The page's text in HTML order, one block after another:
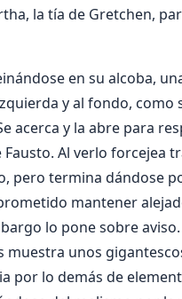
la tía de Gretchen,
en su alcoba,
y al fondo, como
acerca y la abre para
Fausto. Al verlo forcejea
pero termina dándose
mantener
lo pone sobre aviso.
muestra unos
por lo demás de